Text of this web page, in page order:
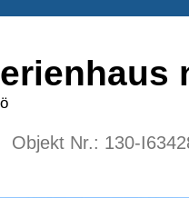
Objekt Nr.: 130-